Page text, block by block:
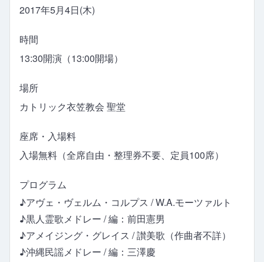
2017年5月4日(木)
時間
13:30開演（13:00開場）
場所
カトリック衣笠教会 聖堂
座席・入場料
入場無料（全席自由・整理券不要、定員100席）
プログラム
♪アヴェ・ヴェルム・コルプス / W.A.モーツァルト
♪黒人霊歌メドレー / 編：前田憲男
♪アメイジング・グレイス / 讃美歌（作曲者不詳）
♪沖縄民謡メドレー / 編：三澤慶